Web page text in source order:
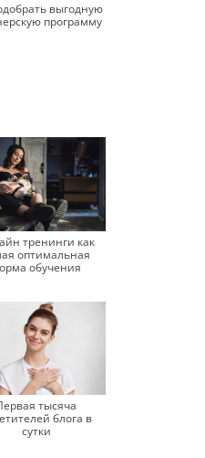
выгодную
программу
тренинги как
оптимальная
обучения
тысяча
блога в
сутки